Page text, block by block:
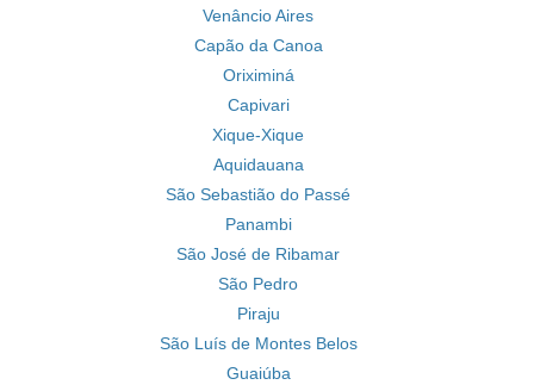
Venâncio Aires
Capão da Canoa
Oriximiná
Capivari
Xique-Xique
Aquidauana
São Sebastião do Passé
Panambi
São José de Ribamar
São Pedro
Piraju
São Luís de Montes Belos
Guaiúba